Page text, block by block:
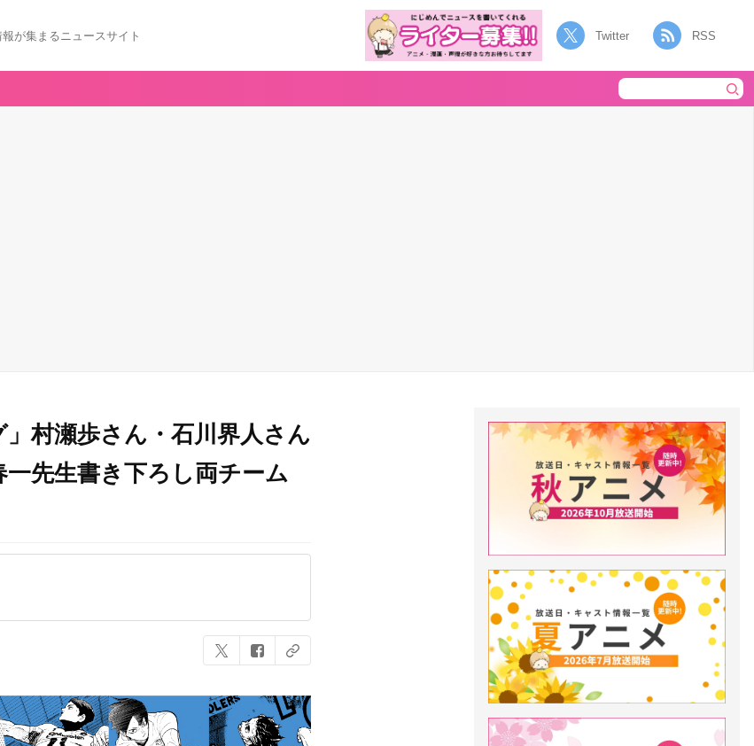
が集まるニュースサイト Twitter RSS
村瀬歩さん・石川界人さん
先生書き下ろし両チーム